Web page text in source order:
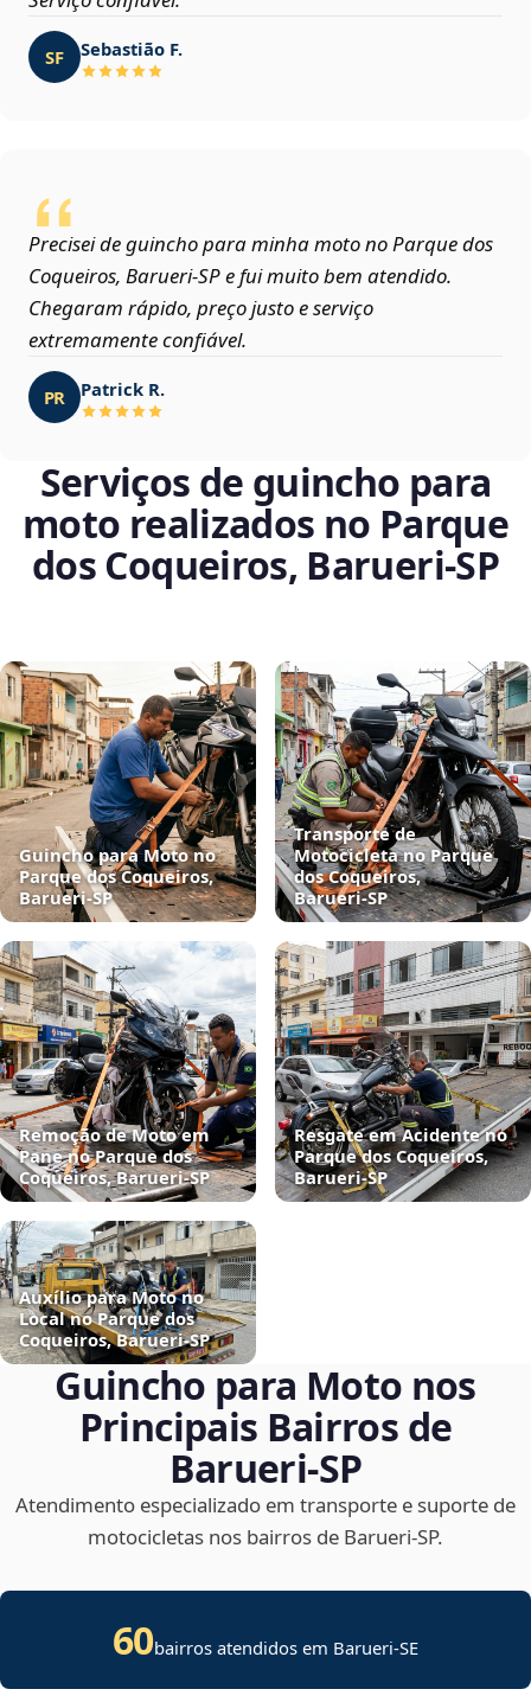
SF Sebastião F.
Precisei de guincho para minha moto no Parque dos
Coqueiros, Barueri‑SP e fui muito bem atendido.
Chegaram rápido, preço justo e serviço
extremamente confiável.
PR Patrick R.
Serviços de guincho para
moto realizados no Parque
dos Coqueiros, Barueri‑SP
Guincho para Moto no
Parque dos Coqueiros,
Barueri‑SP
Transporte de
Motocicleta no Parque
dos Coqueiros,
Barueri‑SP
Remoção de Moto em
Pane no Parque dos
Coqueiros, Barueri‑SP
Resgate em Acidente no
Parque dos Coqueiros,
Barueri‑SP
Auxílio para Moto no
Local no Parque dos
Coqueiros, Barueri‑SP
Guincho para Moto nos
Principais Bairros de
Barueri‑SP
Atendimento especializado em transporte e suporte de
motocicletas nos bairros de Barueri‑SP.
60bairros atendidos em Barueri-SE